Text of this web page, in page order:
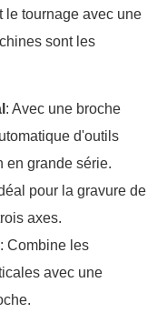
le tournage avec une
sont les
: Avec une broche
d'outils
en grande série.
pour la gravure de
axes.
: Combine les
avec une